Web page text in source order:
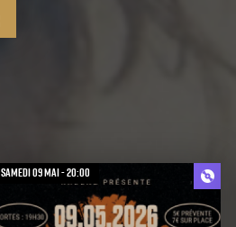
samedi 09 mai - 20:00